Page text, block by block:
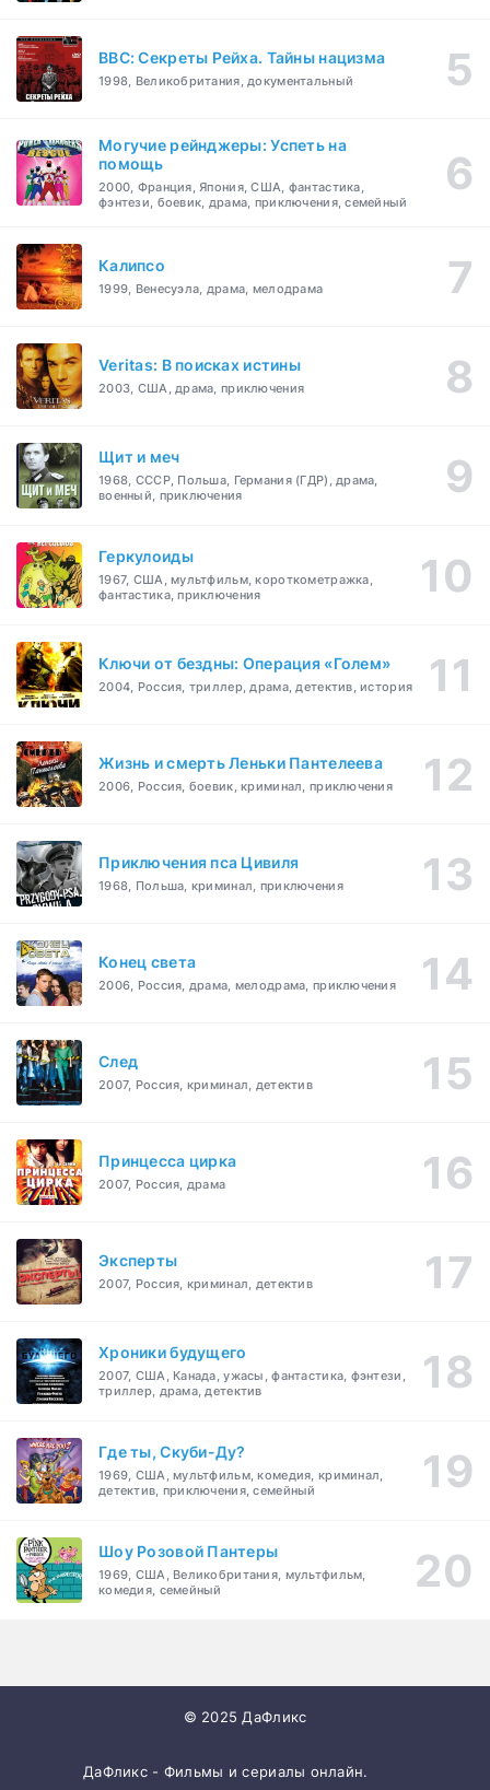
BBC: Секреты Рейха. Тайны нацизма
1998, Великобритания, документальный
Могучие рейнджеры: Успеть на
помощь
2000, Франция, Япония, США, фантастика,
фэнтези, боевик, драма, приключения, семейный
Калипсо
1999, Венесуэла, драма, мелодрама
Veritas: В поисках истины
2003, США, драма, приключения
Щит и меч
1968, СССР, Польша, Германия (ГДР), драма,
военный, приключения
Геркулоиды
1967, США, мультфильм, короткометражка,
фантастика, приключения
Ключи от бездны: Операция «Голем»
2004, Россия, триллер, драма, детектив, история
Жизнь и смерть Леньки Пантелеева
2006, Россия, боевик, криминал, приключения
Приключения пса Цивиля
1968, Польша, криминал, приключения
Конец света
2006, Россия, драма, мелодрама, приключения
След
2007, Россия, криминал, детектив
Принцесса цирка
2007, Россия, драма
Эксперты
2007, Россия, криминал, детектив
Хроники будущего
2007, США, Канада, ужасы, фантастика, фэнтези,
триллер, драма, детектив
Где ты, Скуби-Ду?
1969, США, мультфильм, комедия, криминал,
детектив, приключения, семейный
Шоу Розовой Пантеры
1969, США, Великобритания, мультфильм,
комедия, семейный
© 2025 ДаФликс
ДаФликс - Фильмы и сериалы онлайн.